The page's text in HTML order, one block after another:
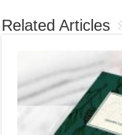
Related Articles